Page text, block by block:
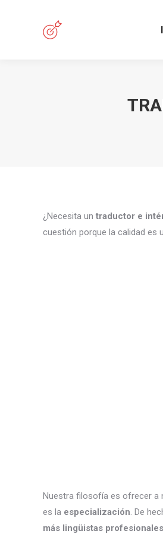
¿Necesita un traductor e
cuestión porque la calidad es
Nuestra filosofía es ofrecer a
es la especialización . De
más lingüistas